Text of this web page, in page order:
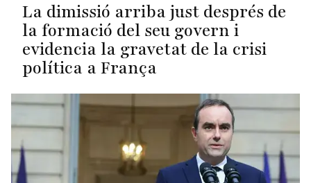
La dimissió arriba just després de
la formació del seu govern i
evidencia la gravetat de la crisi
política a França